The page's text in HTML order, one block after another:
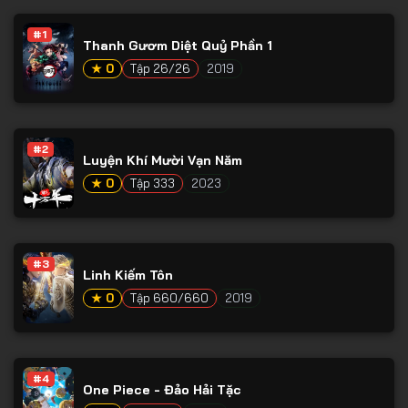
Tập 54
Tập 55
Tập 58
Tập 62
Tập 64
Tập 65
#1
Thanh Gươm Diệt Quỷ Phần 1
★ 0 Tập 26/26 2019
#2
Luyện Khí Mười Vạn Năm
★ 0 Tập 333 2023
#3
Linh Kiếm Tôn
★ 0 Tập 660/660 2019
#4
One Piece - Đảo Hải Tặc